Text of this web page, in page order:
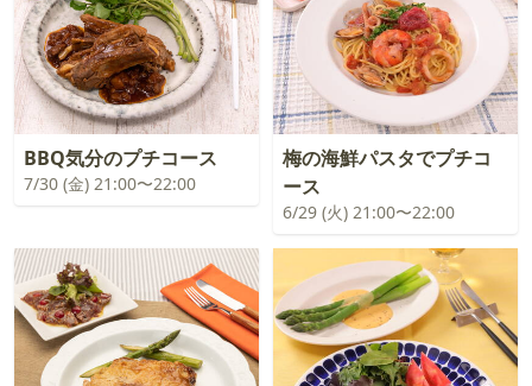
BBQ気分のプチコース
7/30 (金) 21:00〜22:00
梅の海鮮パスタでプチコ
ース
6/29 (火) 21:00〜22:00